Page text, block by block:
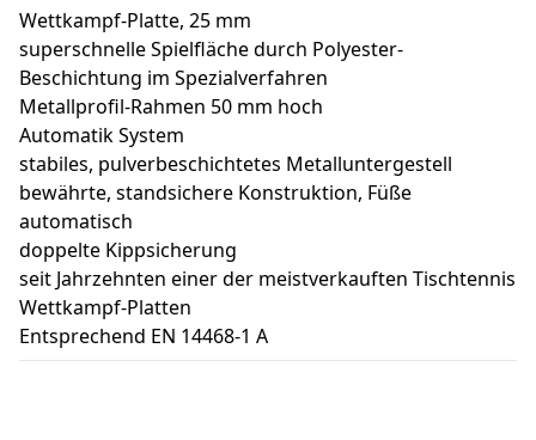
Wettkampf-Platte, 25 mm
superschnelle Spielfläche durch Polyester-
Beschichtung im Spezialverfahren
Metallprofil-Rahmen 50 mm hoch
Automatik System
stabiles, pulverbeschichtetes Metalluntergestell
bewährte, standsichere Konstruktion, Füße
automatisch
doppelte Kippsicherung
seit Jahrzehnten einer der meistverkauften Tischtennis
Wettkampf-Platten
Entsprechend EN 14468-1 A